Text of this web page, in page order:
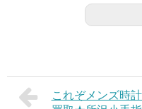
これぞメンズ時